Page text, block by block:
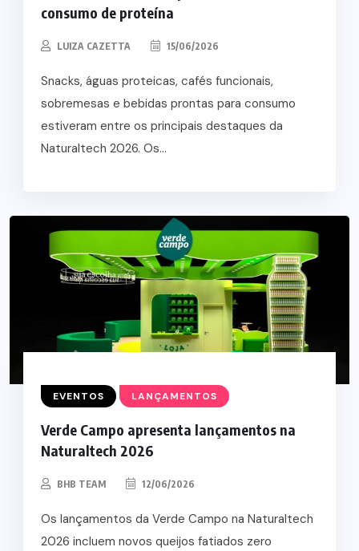
consumo de proteína
LUIZA CAZETTA 15/06/2026
Snacks, águas proteicas, cafés funcionais,
sobremesas e bebidas prontas para consumo
estiveram entre os principais destaques da
Naturaltech 2026. Os...
EVENTOS LANÇAMENTOS
Verde Campo apresenta lançamentos na
Naturaltech 2026
BHB TEAM 12/06/2026
Os lançamentos da Verde Campo na Naturaltech
2026 incluem novos queijos fatiados zero